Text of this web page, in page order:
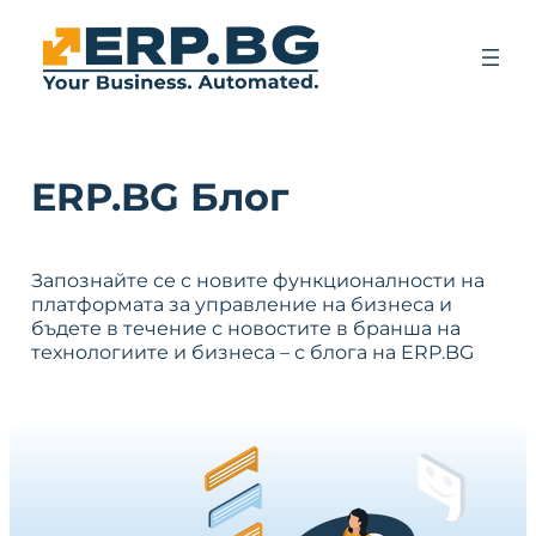
ERP.BG Блог
Запознайте се с новите функционалности на
платформата за управление на бизнеса и
бъдете в течение с новостите в бранша на
технологиите и бизнеса – с блога на ERP.BG